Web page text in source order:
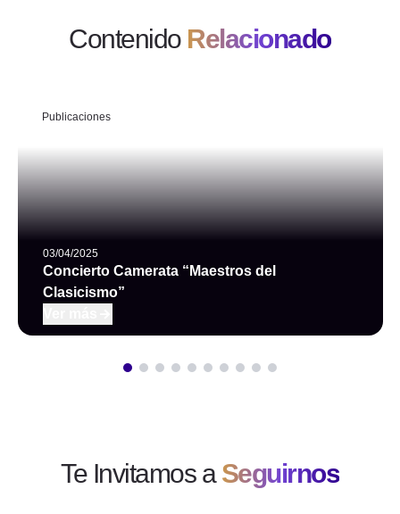
Contenido Relacionado
Publicaciones
03/04/2025
Concierto Camerata “Maestros del
Clasicismo”
Te Invitamos aSeguirnos